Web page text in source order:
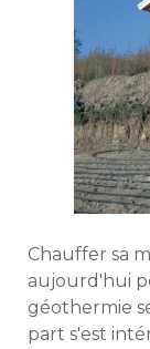
Chauffer sa
aujourd'hui
géothermie
part s'est